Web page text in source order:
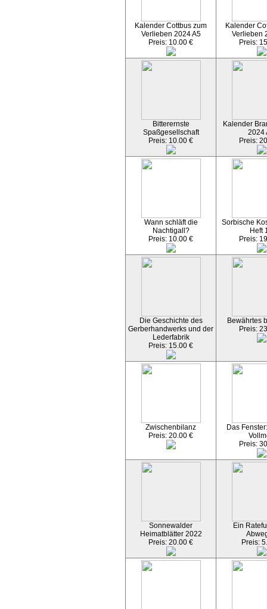
Kalender Cottbus zum
Verlieben 2024 A5
Preis: 10.00 €
Kalender
Verlieben
Preis:
Bitterernste
Spaßgesellschaft
Preis: 10.00 €
Kalender
2024
Preis:
Wann schläft die
Nachtigall?
Preis: 10.00 €
Sorbische
Heft
Preis:
Die Geschichte des
Gerberhandwerks und der
Lederfabrik
Preis: 15.00 €
Bewährtes
Preis:
Zwischenbilanz
Preis: 20.00 €
Das
Preis:
Sonnewalder
Heimatblätter 2022
Preis: 20.00 €
Ein
Preis: